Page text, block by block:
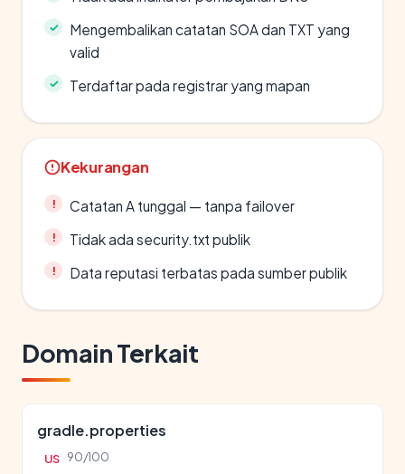
Mengembalikan catatan SOA dan TXT yang
valid
Terdaftar pada registrar yang mapan
Kekurangan
Catatan A tunggal — tanpa failover
Tidak ada security.txt publik
Data reputasi terbatas pada sumber publik
Domain Terkait
gradle.properties
US 90/100